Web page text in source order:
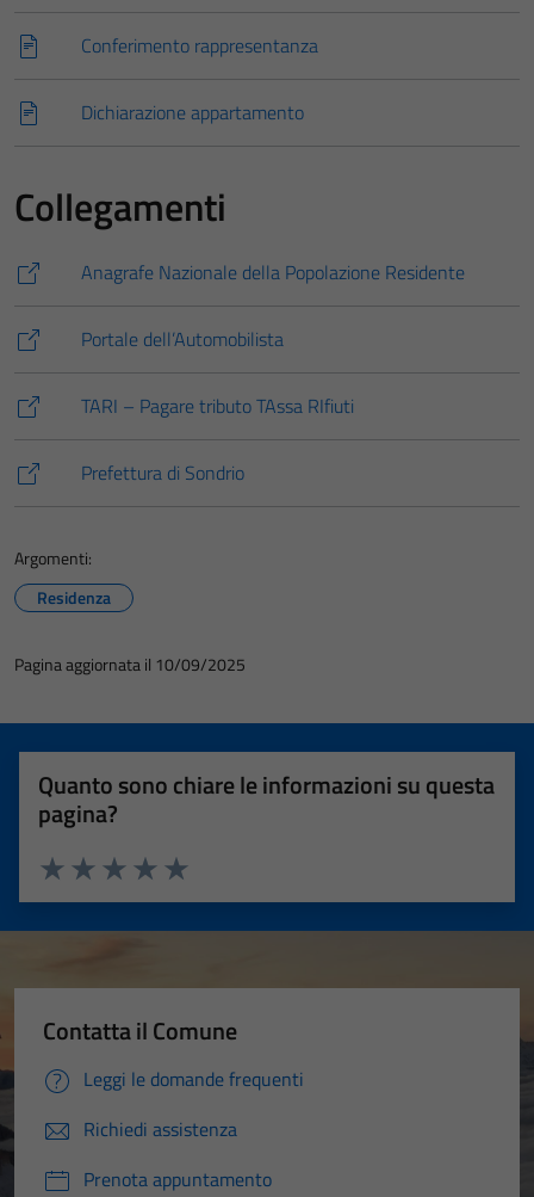
Conferimento rappresentanza
Dichiarazione appartamento
Collegamenti
Anagrafe Nazionale della Popolazione Residente
Portale dell’Automobilista
TARI – Pagare tributo TAssa RIfiuti
Prefettura di Sondrio
Argomenti:
Residenza
Pagina aggiornata il 10/09/2025
Quanto sono chiare le informazioni su questa
pagina?
Valuta 5 stelle su 5
Valuta 4 stelle su 5
Valuta 3 stelle su 5
Valuta 2 stelle su 5
Valuta 1 stelle su 5
Contatta il Comune
Leggi le domande frequenti
Richiedi assistenza
Prenota appuntamento
Tecnici
sono necessari
personali.